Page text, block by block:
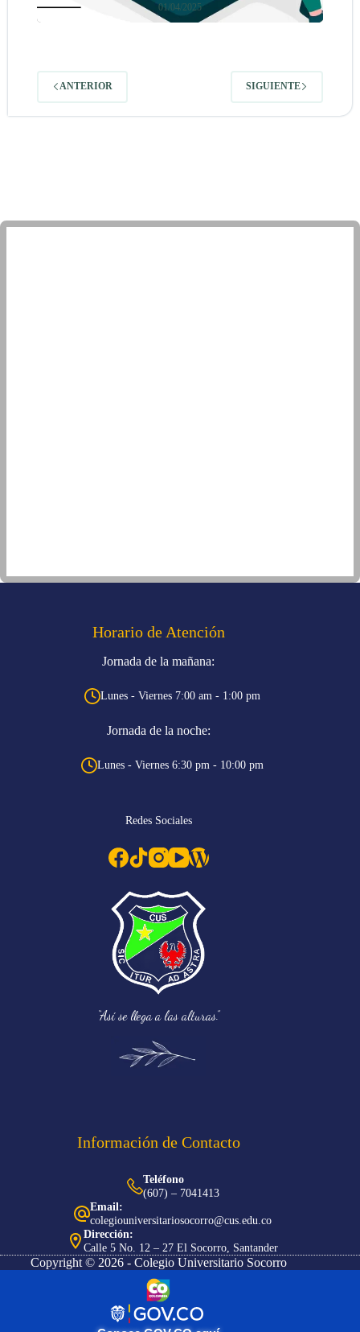
01/04/2025
ANTERIOR SIGUIENTE
Horario de Atención
Jornada de la mañana:
Lunes - Viernes 7:00 am - 1:00 pm
Jornada de la noche:
Lunes - Viernes 6:30 pm - 10:00 pm
Redes Sociales
“Así se llega a las alturas.”
Información de Contacto
Teléfono
(607) – 7041413
Email:
colegiouniversitariosocorro@cus.edu.co
Dirección:
Calle 5 No. 12 – 27 El Socorro, Santander
Copyright © 2026 - Colegio Universitario Socorro